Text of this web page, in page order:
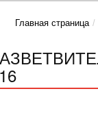
Главная страница